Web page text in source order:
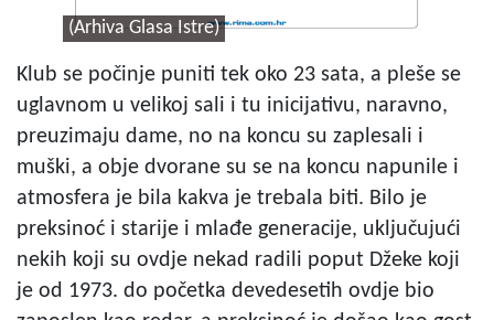
(Arhiva Glasa Istre)
Klub se počinje puniti tek oko 23 sata, a pleše se
uglavnom u velikoj sali i tu inicijativu, naravno,
preuzimaju dame, no na koncu su zaplesali i
muški, a obje dvorane su se na koncu napunile i
atmosfera je bila kakva je trebala biti. Bilo je
preksinoć i starije i mlađe generacije, uključujući
nekih koji su ovdje nekad radili poput Džeke koji
je od 1973. do početka devedesetih ovdje bio